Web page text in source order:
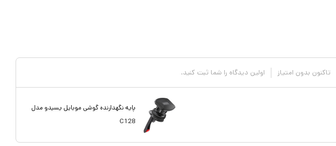
تاکنون بدون امتیاز اولین دیدگاه را شما ثبت کنید.
پایه نگهدارنده گوشی موبایل یسیدو مدل
C128